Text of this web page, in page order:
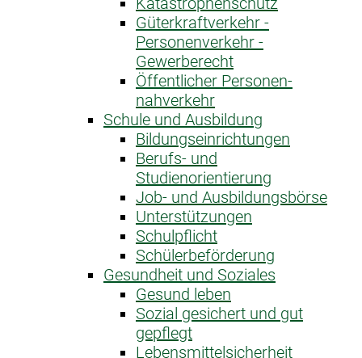
Güterkraftverkehr -
Personenverkehr -
Gewerberecht
Öffentlicher Personen­
nahverkehr
Schule und Ausbildung
Bildungseinrichtungen
Berufs- und
Studienorientierung
Job- und Ausbildungsbörse
Unterstützungen
Schulpflicht
Schülerbeförderung
Gesundheit und Soziales
Gesund leben
Sozial gesichert und gut
gepflegt
Lebensmittelsicherheit